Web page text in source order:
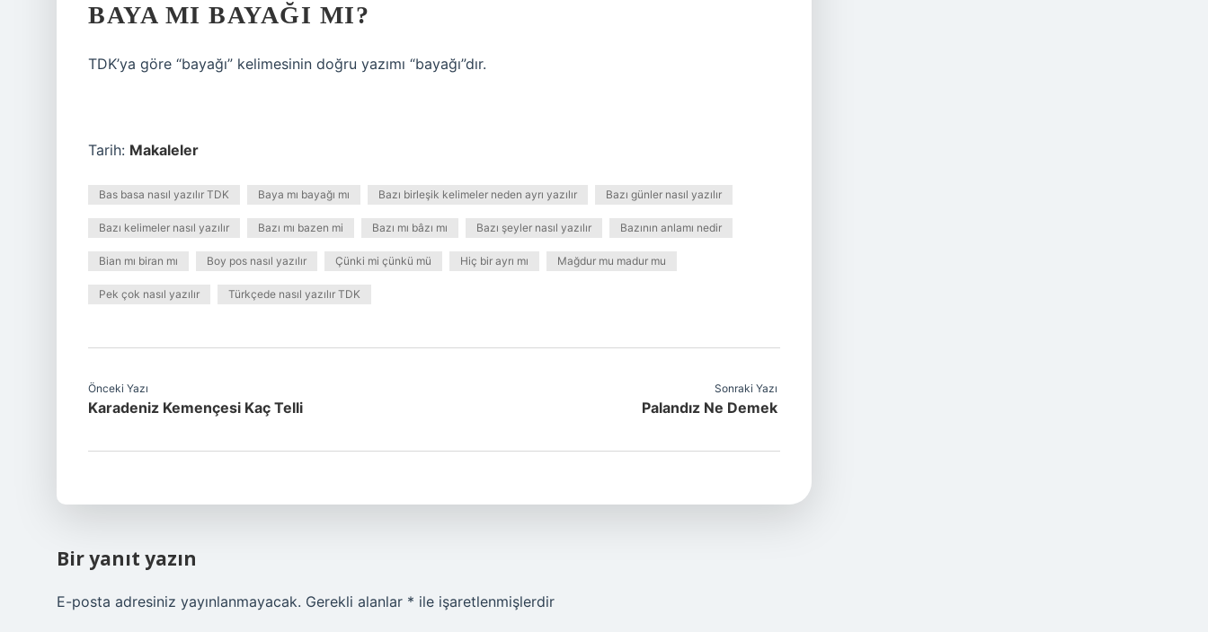
BAYA MI BAYAĞI MI?
TDK’ya göre “bayağı” kelimesinin doğru yazımı “bayağı”dır.
Tarih: Makaleler
Bas basa nasıl yazılır TDK Baya mı bayağı mı Bazı birleşik kelimeler neden ayrı yazılır Bazı günler nasıl yazılır
Bazı kelimeler nasıl yazılır Bazı mı bazen mi Bazı mı bâzı mı Bazı şeyler nasıl yazılır Bazının anlamı nedir
Bian mı biran mı Boy pos nasıl yazılır Çünki mi çünkü mü Hiç bir ayrı mı Mağdur mu madur mu
Pek çok nasıl yazılır Türkçede nasıl yazılır TDK
Önceki Yazı
Karadeniz Kemençesi Kaç Telli
Sonraki Yazı
Palandız Ne Demek
Bir yanıt yazın
E-posta adresiniz yayınlanmayacak. Gerekli alanlar * ile işaretlenmişlerdir